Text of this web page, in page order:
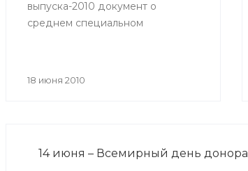
выпуска-2010 документ о
среднем специальном
впервые – по специальности
18 июня 2010
14 июня – Всемирный день донора